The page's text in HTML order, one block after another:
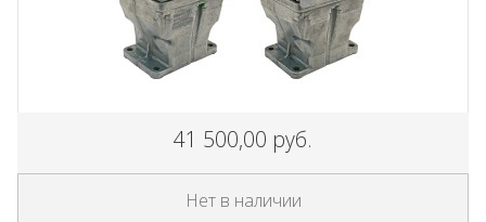
41 500,00 руб.
Нет в наличии